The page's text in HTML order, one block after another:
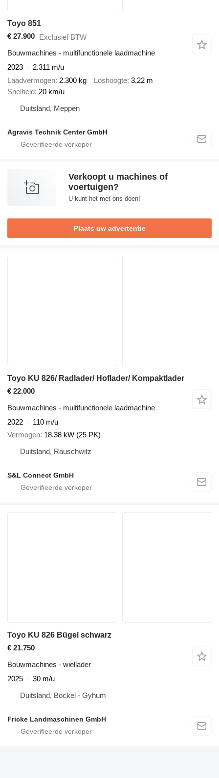
Toyo 851
€ 27.900 Exclusief BTW
Bouwmachines - multifunctionele laadmachine
2023
2.311 m/u
Laadvermogen 2.300 kg Loshoogte 3,22 m
Snelheid 20 km/u
Duitsland, Meppen
Agravis Technik Center GmbH
Verkoopt u machines of
voertuigen?
U kunt het met ons doen!
Plaats uw advertentie
Toyo KU 826/ Radlader/ Hoflader/ Kompaktlader
€ 22.000
Bouwmachines - multifunctionele laadmachine
2022
110 m/u
Vermogen 18.38 kW (25 PK)
Duitsland, Rauschwitz
S&L Connect GmbH
Toyo KU 826 Bügel schwarz
€ 21.750
Bouwmachines - wiellader
2025
30 m/u
Duitsland, Bockel - Gyhum
Fricke Landmaschinen GmbH